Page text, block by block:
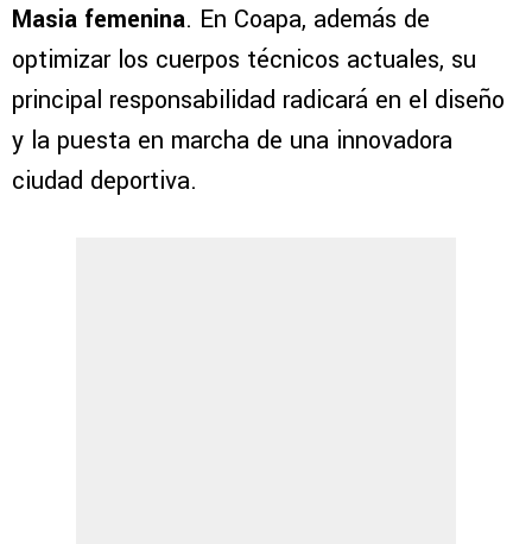
Masia femenina. En Coapa, además de
optimizar los cuerpos técnicos actuales, su
principal responsabilidad radicará en el diseño
y la puesta en marcha de una innovadora
ciudad deportiva.